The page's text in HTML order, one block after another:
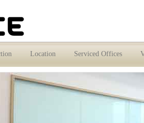
Location Serviced Offices